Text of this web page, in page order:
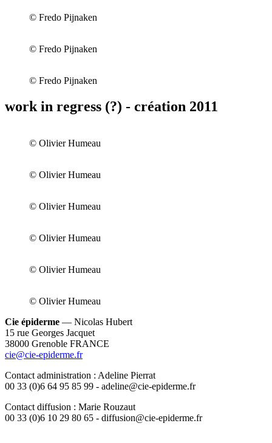
© Fredo Pijnaken
© Fredo Pijnaken
© Fredo Pijnaken
work in regress (?) - création 2011
© Olivier Humeau
© Olivier Humeau
© Olivier Humeau
© Olivier Humeau
© Olivier Humeau
© Olivier Humeau
Cie épiderme — Nicolas Hubert
15 rue Georges Jacquet
38000 Grenoble FRANCE
cie@cie-epiderme.fr
Contact administration : Adeline Pierrat
00 33 (0)6 64 95 85 99 - adeline@cie-epiderme.fr
Contact diffusion : Marie Rouzaut
00 33 (0)6 10 29 80 65 - diffusion@cie-epiderme.fr